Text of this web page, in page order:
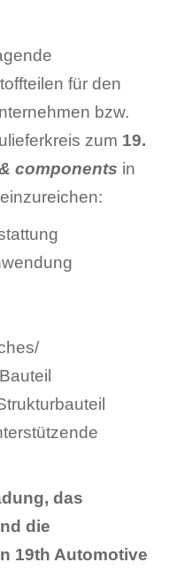
für den
bzw.
zum 19.
components in
das
die
19th Automotive